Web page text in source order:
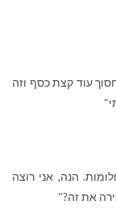
עוד קצת כסף וזה
הנה, אני רוצה
את זה?"